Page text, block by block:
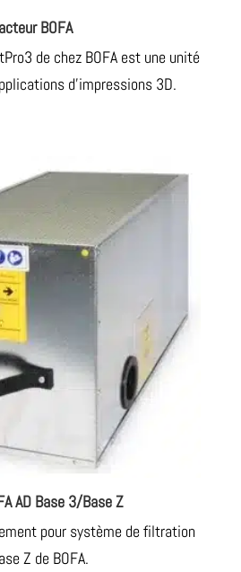
BOFA
de chez BOFA est une unité
d'impressions 3D.
AD Base 3/Base Z
pour système de filtration
Z de BOFA.